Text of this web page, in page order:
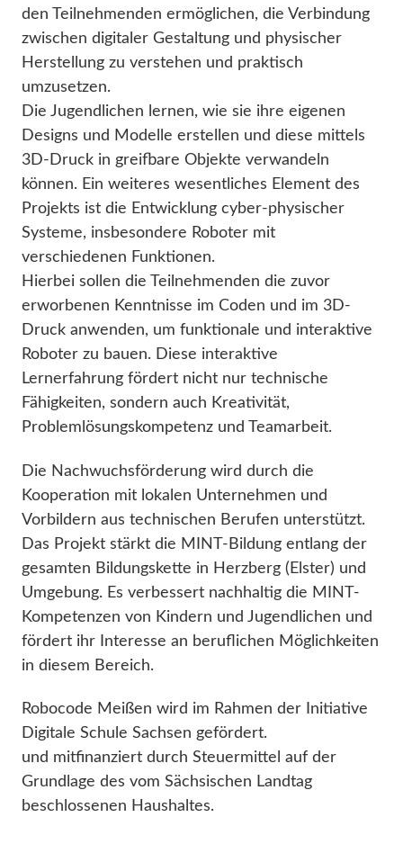
den Teilnehmenden ermöglichen, die Verbindung
zwischen digitaler Gestaltung und physischer
Herstellung zu verstehen und praktisch
umzusetzen.
Die Jugendlichen lernen, wie sie ihre eigenen
Designs und Modelle erstellen und diese mittels
3D-Druck in greifbare Objekte verwandeln
können. Ein weiteres wesentliches Element des
Projekts ist die Entwicklung cyber-physischer
Systeme, insbesondere Roboter mit
verschiedenen Funktionen.
Hierbei sollen die Teilnehmenden die zuvor
erworbenen Kenntnisse im Coden und im 3D-
Druck anwenden, um funktionale und interaktive
Roboter zu bauen. Diese interaktive
Lernerfahrung fördert nicht nur technische
Fähigkeiten, sondern auch Kreativität,
Problemlösungskompetenz und Teamarbeit.
Die Nachwuchsförderung wird durch die
Kooperation mit lokalen Unternehmen und
Vorbildern aus technischen Berufen unterstützt.
Das Projekt stärkt die MINT-Bildung entlang der
gesamten Bildungskette in Herzberg (Elster) und
Umgebung. Es verbessert nachhaltig die MINT-
Kompetenzen von Kindern und Jugendlichen und
fördert ihr Interesse an beruflichen Möglichkeiten
in diesem Bereich.
Robocode Meißen wird im Rahmen der Initiative
Digitale Schule Sachsen gefördert.
und mitfinanziert durch Steuermittel auf der
Grundlage des vom Sächsischen Landtag
beschlossenen Haushaltes.